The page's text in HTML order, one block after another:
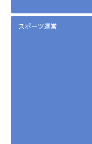
スポーツ運営